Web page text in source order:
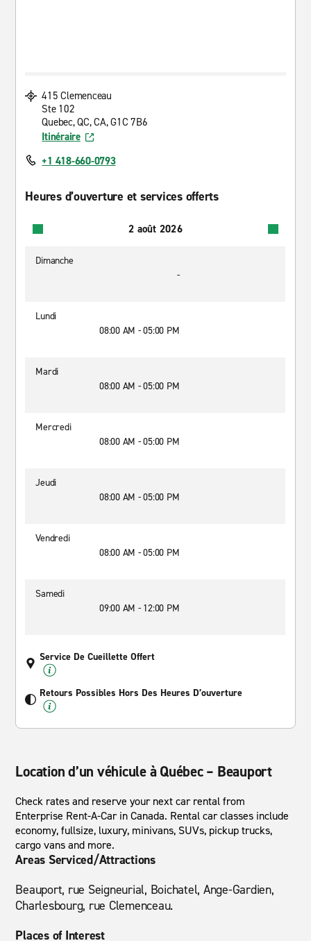
415 Clemenceau
Ste 102
Quebec, QC, CA, G1C 7B6
Itinéraire
+1 418-660-0793
Heures d’ouverture et services offerts
2 août 2026
Dimanche
-
Lundi
08:00 AM - 05:00 PM
Mardi
08:00 AM - 05:00 PM
Mercredi
08:00 AM - 05:00 PM
Jeudi
08:00 AM - 05:00 PM
Vendredi
08:00 AM - 05:00 PM
Samedi
09:00 AM - 12:00 PM
Service De Cueillette Offert
Retours Possibles Hors Des Heures D’ouverture
Location d’un véhicule à Québec – Beauport
Check rates and reserve your next car rental from
Enterprise Rent-A-Car in Canada. Rental car classes include
economy, fullsize, luxury, minivans, SUVs, pickup trucks,
cargo vans and more.
Areas Serviced/Attractions
Beauport, rue Seigneurial, Boichatel, Ange-Gardien,
Charlesbourg, rue Clemenceau.
Places of Interest